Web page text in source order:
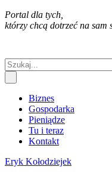
Portal dla tych,
którzy chcą dotrzeć na sam
Biznes
Gospodarka
Pieniądze
Tu i teraz
Kontakt
Eryk Kołodziejek